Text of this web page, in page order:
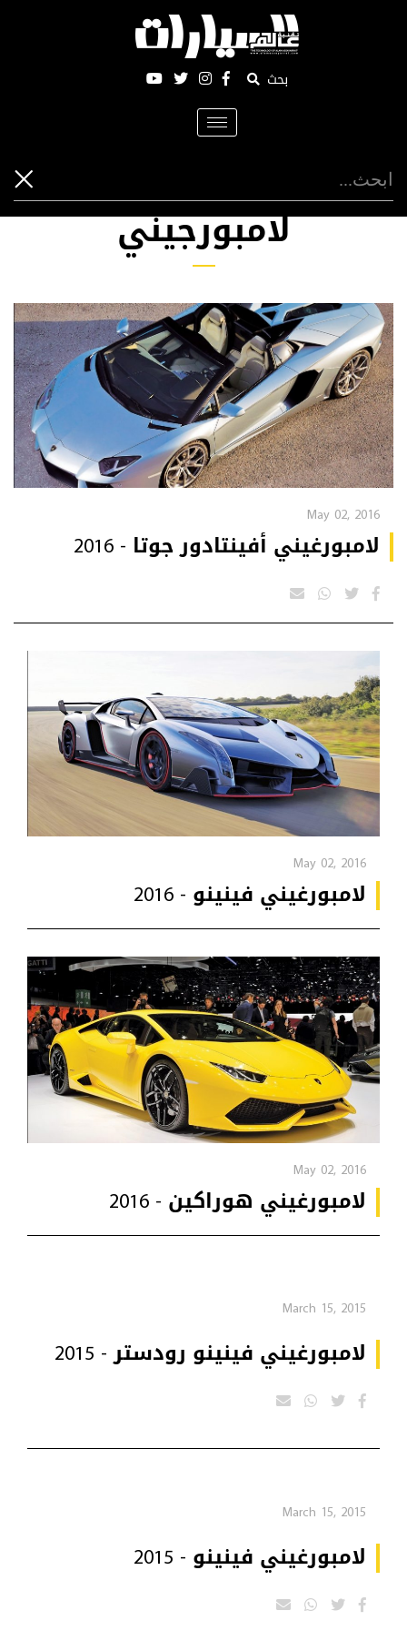
بحث
Toggle
navigation
لامبورجيني
May 02, 2016
لامبورغيني أفينتادور جوتا - 2016
May 02, 2016
لامبورغيني فينينو - 2016
May 02, 2016
لامبورغيني هوراكين - 2016
March 15, 2015
لامبورغيني فينينو رودستر - 2015
March 15, 2015
لامبورغيني فينينو - 2015